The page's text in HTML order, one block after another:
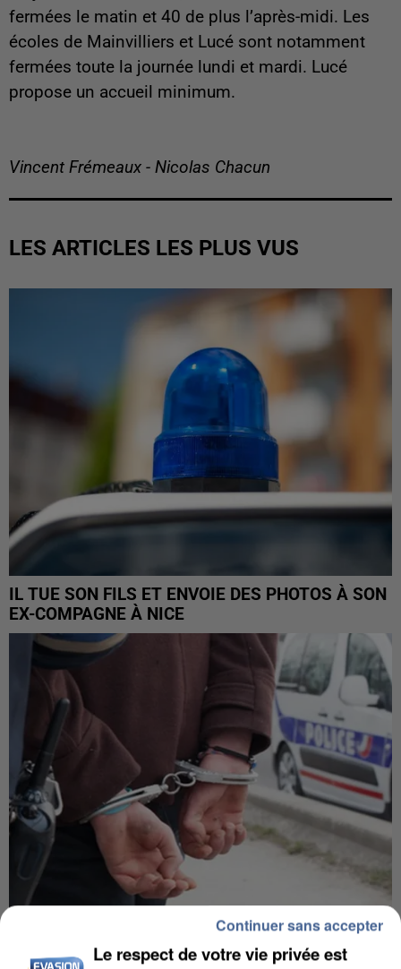
fermées le matin et 40 de plus l’après-midi. Les
écoles de Mainvilliers et Lucé sont notamment
fermées toute la journée lundi et mardi. Lucé
propose un accueil minimum.
Vincent Frémeaux - Nicolas Chacun
LES ARTICLES LES PLUS VUS
IL TUE SON FILS ET ENVOIE DES PHOTOS À SON
EX-COMPAGNE À NICE
L’UN DES FONDATEURS SUPPOSÉS DE LA DZ
MAFIA INTERPELLÉ EN ALGÉRIE
Le respect de votre vie privée est
Continuer sans accepter